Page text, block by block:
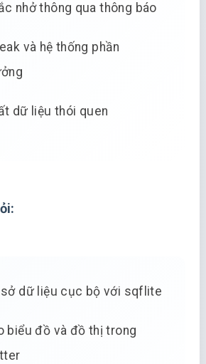
nhở thông qua thông báo
và hệ thống phần
dữ liệu thói quen
sở dữ liệu cục bộ với sqflite
biểu đồ và đồ thị trong